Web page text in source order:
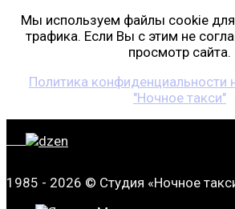
Мы используем файлы cookie
трафика. Если Вы с этим не
просмотр сайта.
Политика конфиденциальности
"Ночное такси"
1985 - 2026 © Студия «Ночное